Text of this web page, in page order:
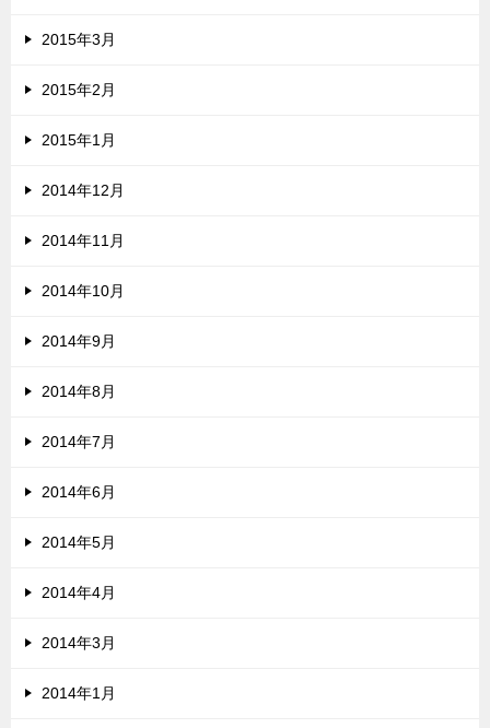
2015年3月
2015年2月
2015年1月
2014年12月
2014年11月
2014年10月
2014年9月
2014年8月
2014年7月
2014年6月
2014年5月
2014年4月
2014年3月
2014年1月